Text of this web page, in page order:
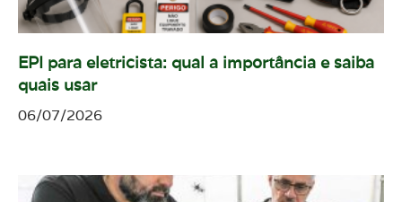
EPI para eletricista: qual a importância e saiba
quais usar
06/07/2026